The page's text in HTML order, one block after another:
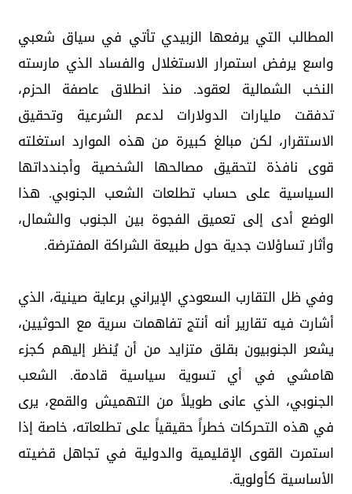
المطالب التي يرفعها الزبيدي تأتي في سياق شعبي
واسع يرفض استمرار الاستغلال والفساد الذي مارسته
النخب الشمالية لعقود. منذ انطلاق عاصفة الحزم،
تدفقت مليارات الدولارات لدعم الشرعية وتحقيق
الاستقرار، لكن مبالغ كبيرة من هذه الموارد استغلته
قوى نافذة لتحقيق مصالحها الشخصية وأجندداتها
السياسية على حساب تطلعات الشعب الجنوبي. هذا
الوضع أدى إلى تعميق الفجوة بين الجنوب والشمال،
وأثار تساؤلات جدية حول طبيعة الشراكة المفترضة.
وفي ظل التقارب السعودي الإيراني برعاية صينية، الذي
أشارت فيه تقارير أنه أنتج تفاهمات سرية مع الحوثيين،
يشعر الجنوبيون بقلق متزايد من أن يُنظر إليهم كجزء
هامشي في أي تسوية سياسية قادمة. الشعب
الجنوبي، الذي عانى طويلاً من التهميش والقمع، يرى
في هذه التحركات خطراً حقيقياً على تطلعاته، خاصة إذا
استمرت القوى الإقليمية والدولية في تجاهل قضيته
الأساسية كأولوية.